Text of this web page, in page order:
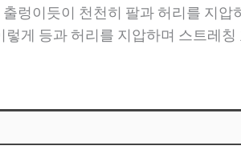
렁이듯이 천천히 팔과 허리를 지압
게 등과 허리를 지압하며 스트레칭